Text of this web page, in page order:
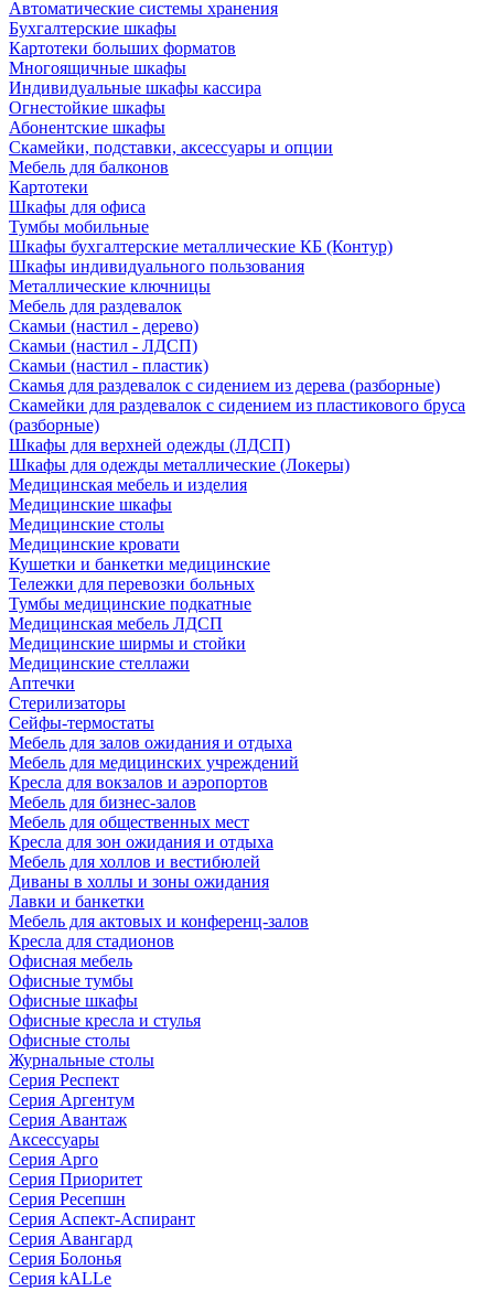
Автоматические системы хранения
Бухгалтерские шкафы
Картотеки больших форматов
Многоящичные шкафы
Индивидуальные шкафы кассира
Огнестойкие шкафы
Абонентские шкафы
Скамейки, подставки, аксессуары и опции
Мебель для балконов
Картотеки
Шкафы для офиса
Тумбы мобильные
Шкафы бухгалтерские металлические КБ (Контур)
Шкафы индивидуального пользования
Металлические ключницы
Мебель для раздевалок
Скамьи (настил - дерево)
Скамьи (настил - ЛДСП)
Скамьи (настил - пластик)
Скамья для раздевалок с сидением из дерева (разборные)
Скамейки для раздевалок с сидением из пластикового бруса
(разборные)
Шкафы для верхней одежды (ЛДСП)
Шкафы для одежды металлические (Локеры)
Медицинская мебель и изделия
Медицинские шкафы
Медицинские столы
Медицинские кровати
Кушетки и банкетки медицинские
Тележки для перевозки больных
Тумбы медицинские подкатные
Медицинская мебель ЛДСП
Медицинские ширмы и стойки
Медицинские стеллажи
Аптечки
Стерилизаторы
Сейфы-термостаты
Мебель для залов ожидания и отдыха
Мебель для медицинских учреждений
Кресла для вокзалов и аэропортов
Мебель для бизнес-залов
Мебель для общественных мест
Кресла для зон ожидания и отдыха
Мебель для холлов и вестибюлей
Диваны в холлы и зоны ожидания
Лавки и банкетки
Мебель для актовых и конференц-залов
Кресла для стадионов
Офисная мебель
Офисные тумбы
Офисные шкафы
Офисные кресла и стулья
Офисные столы
Журнальные столы
Серия Респект
Серия Аргентум
Серия Авантаж
Аксессуары
Серия Арго
Серия Приоритет
Серия Ресепшн
Серия Аспект-Аспирант
Серия Авангард
Серия Болонья
Серия kALLe